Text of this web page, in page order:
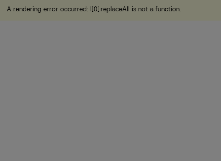
A rendering error occurred: l[0].replaceAll is not a function.